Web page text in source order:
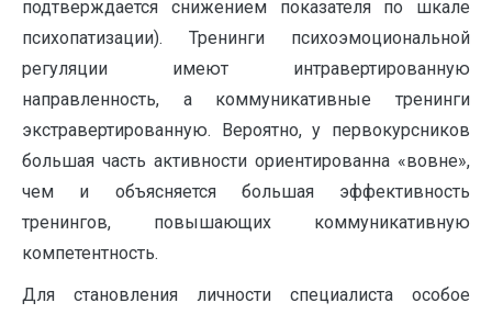
подтверждается снижением показателя по шкале
психопатизации). Тренинги психоэмоциональной
регуляции имеют интравертированную
направленность, а коммуникативные тренинги
экстравертированную. Вероятно, у первокурсников
большая часть активности ориентированна «вовне»,
чем и объясняется большая эффективность
тренингов, повышающих коммуникативную
компетентность.
Для становления личности специалиста особое